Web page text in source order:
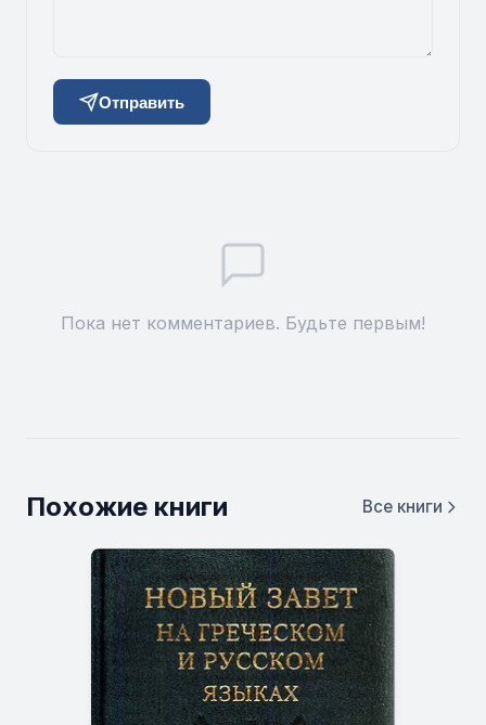
Отправить
Пока нет комментариев. Будьте первым!
Похожие книги Все книги